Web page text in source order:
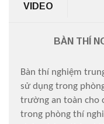
VIDEO
BÀN THÍ
Bàn thí nghiệm
sử dụng trong
trường an toàn cho
trong phòng thí